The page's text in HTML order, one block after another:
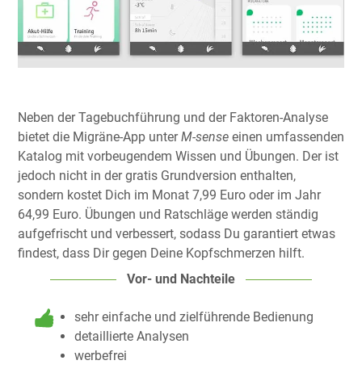
Neben der Tagebuchführung und der Faktoren-Analyse
bietet die Migräne-App unterM-sense einen umfassenden
Katalog mit vorbeugendem Wissen und Übungen. Der ist
jedoch nicht in der gratis Grundversion enthalten,
sondern kostet Dich im Monat 7,99 Euro oder im Jahr
64,99 Euro. Übungen und Ratschläge werden ständig
aufgefrischt und verbessert, sodass Du garantiert etwas
findest, dass Dir gegen Deine Kopfschmerzen hilft.
Vor- und Nachteile
sehr einfache und zielführende Bedienung
detaillierte Analysen
werbefrei